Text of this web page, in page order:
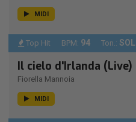
MIDI
Top Hit BPM: 94 Ton.: SOL
Il cielo d'Irlanda (Live)
Fiorella Mannoia
MIDI